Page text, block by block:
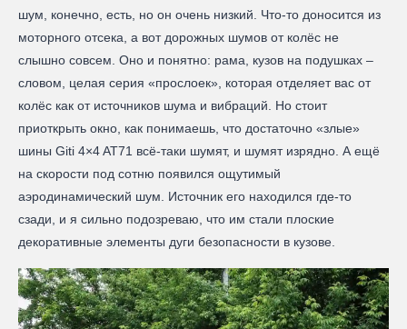
шум, конечно, есть, но он очень низкий. Что-то доносится из
моторного отсека, а вот дорожных шумов от колёс не
слышно совсем. Оно и понятно: рама, кузов на подушках –
словом, целая серия «прослоек», которая отделяет вас от
колёс как от источников шума и вибраций. Но стоит
приоткрыть окно, как понимаешь, что достаточно «злые»
шины Giti 4×4 AT71 всё-таки шумят, и шумят изрядно. А ещё
на скорости под сотню появился ощутимый
аэродинамический шум. Источник его находился где-то
сзади, и я сильно подозреваю, что им стали плоские
декоративные элементы дуги безопасности в кузове.